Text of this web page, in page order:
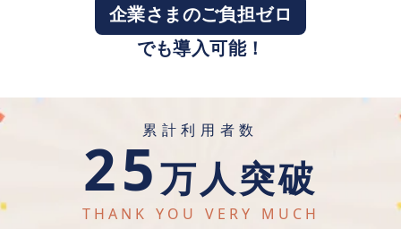
企業さまのご負担ゼロ
でも導入可能！
累計利用者数
25万人突破
THANK YOU VERY MUCH